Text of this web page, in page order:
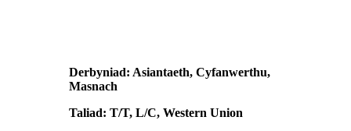
Derbyniad: Asiantaeth, Cyfanwerthu,
Masnach
Taliad: T/T, L/C, Western Union